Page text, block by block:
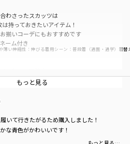
薄い伸縮性 ：伸びる着用シーン ：普段着（通園・通学） 着替
いて行きたがるため購入しました！
な青色がかわいいです！
わさったスカッツは
持っておきたいアイテム！
揃いコーデにもおすすめです
ーム付き
ズンお使いいただけます
ろぐ
良い、快適な
取りやすい価格で
もっと見る